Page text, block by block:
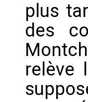
plus
des
relève